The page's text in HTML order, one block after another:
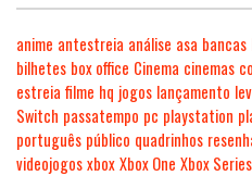
anime antestreia análise asa bancas
bilhetes box office Cinema cinemas
estreia filme hq jogos lançamento
Switch passatempo pc playstation
português público quadrinhos
videojogosxboxXbox One Xbox